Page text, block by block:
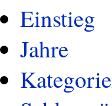
Einstieg
Jahre